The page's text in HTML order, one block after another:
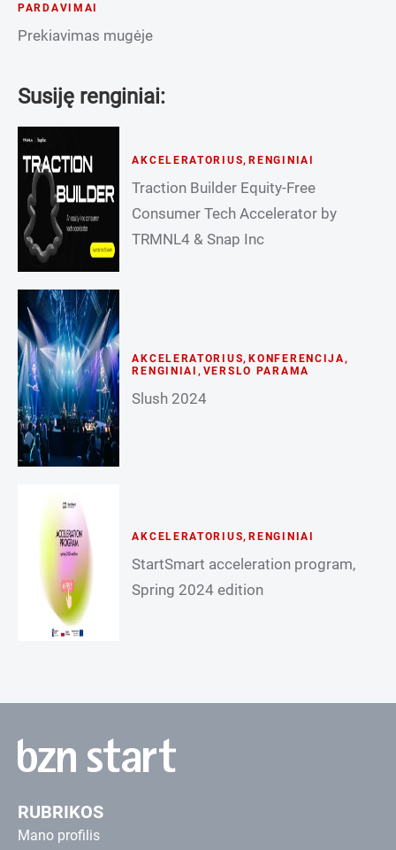
PARDAVIMAI
Prekiavimas mugėje
Susiję renginiai:
AKCELERATORIUS, RENGINIAI
Traction Builder Equity-Free
Consumer Tech Accelerator by
TRMNL4 & Snap Inc
AKCELERATORIUS, KONFERENCIJA,
RENGINIAI , VERSLO PARAMA
Slush 2024
AKCELERATORIUS, RENGINIAI
StartSmart acceleration program,
Spring 2024 edition
RUBRIKOS
Mano profilis